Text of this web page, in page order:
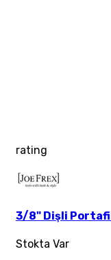
rating
3/8" Dişli
Stokta Var